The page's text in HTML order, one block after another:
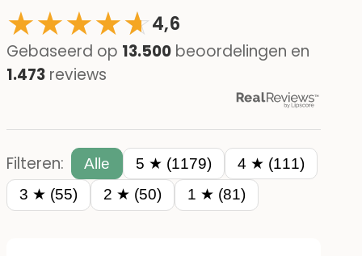
★★★★☆
★4,6
Gebaseerd op 13.500 beoordelingen en
1.473 reviews
Filteren: Alle 5 ★ (1179)
4 ★ (111)
3 ★ (55)
2 ★ (50) 1 ★ (81)